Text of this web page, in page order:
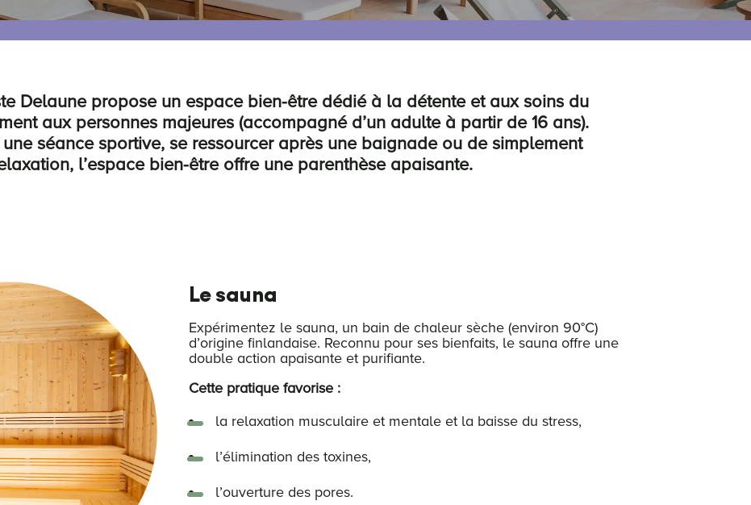
Delaune propose un espace bien-être dédié à la détente et aux soins du
aux personnes majeures (accompagné d’un adulte à partir de 16 ans).
séance sportive, se ressourcer après une baignade ou de simplement
l’espace bien-être offre une parenthèse apaisante.
Le sauna
Expérimentez le sauna, un bain de chaleur sèche (environ 90°C)
d’origine finlandaise. Reconnu pour ses bienfaits, le sauna offre une
double action apaisante et purifiante.
Cette pratique favorise :
la relaxation musculaire et mentale et la baisse du stress,
l’élimination des toxines,
l’ouverture des pores.